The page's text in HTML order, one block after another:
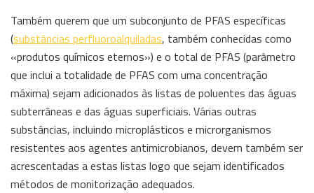
Também querem que um subconjunto de PFAS específicas
(substâncias perfluoroalquiladas, também conhecidas como
«produtos químicos eternos») e o total de PFAS (parâmetro
que inclui a totalidade de PFAS com uma concentração
máxima) sejam adicionados às listas de poluentes das águas
subterrâneas e das águas superficiais. Várias outras
substâncias, incluindo microplásticos e microrganismos
resistentes aos agentes antimicrobianos, devem também ser
acrescentadas a estas listas logo que sejam identificados
métodos de monitorização adequados.